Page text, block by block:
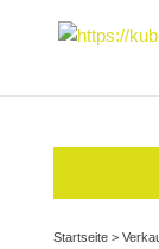
Startseite>